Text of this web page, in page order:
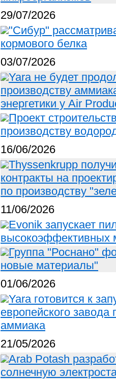
29/07/2026
"Сибур"
кормового белка
03/07/2026
Yara не будет
производству
энергетики у Air
Проект
производству
16/06/2026
Thyssenkrupp
контракты на
по производству
11/06/2026
Evonik запускает
высокоэффективных
Группа "Роснано"
новые материалы"
01/06/2026
Yara готовится к
европейского завода
аммиака
21/05/2026
Arab Potash
солнечную